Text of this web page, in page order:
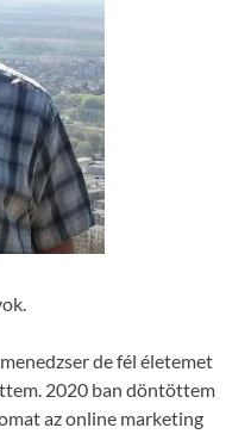
de fél életemet
2020 ban döntöttem
az online marketing